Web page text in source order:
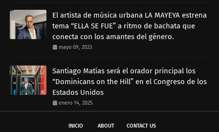
El artista de música urbana LA MAYEYA estrena
tema “ELLA SE FUE” a ritmo de bachata que
conecta con los amantes del género.
mayo 09, 2023
Santiago Matías será el orador principal los
“Dominicans on the Hill” en el Congreso de los
Estados Unidos
enero 14, 2025
INICIO ABOUT CONTACT US